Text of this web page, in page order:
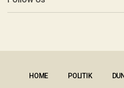
HOME POLITIK